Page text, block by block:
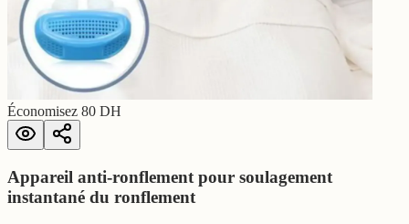
Économisez 80 DH
Appareil anti-ronflement pour soulagement
instantané du ronflement